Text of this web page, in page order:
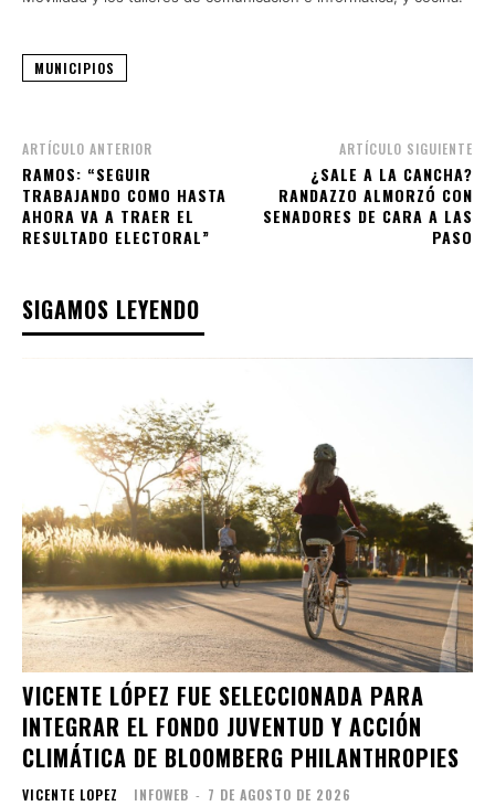
MUNICIPIOS
ARTÍCULO ANTERIOR
RAMOS: “SEGUIR
TRABAJANDO COMO HASTA
AHORA VA A TRAER EL
RESULTADO ELECTORAL”
ARTÍCULO SIGUIENTE
¿SALE A LA CANCHA?
RANDAZZO ALMORZÓ CON
SENADORES DE CARA A LAS
PASO
SIGAMOS LEYENDO
VICENTE LÓPEZ FUE SELECCIONADA PARA
INTEGRAR EL FONDO JUVENTUD Y ACCIÓN
CLIMÁTICA DE BLOOMBERG PHILANTHROPIES
VICENTE LOPEZ INFOWEB - 7 DE AGOSTO DE 2026